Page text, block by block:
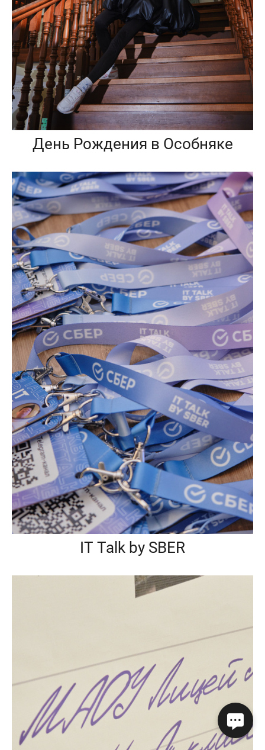
День Рождения в Особняке
IT Talk by SBER